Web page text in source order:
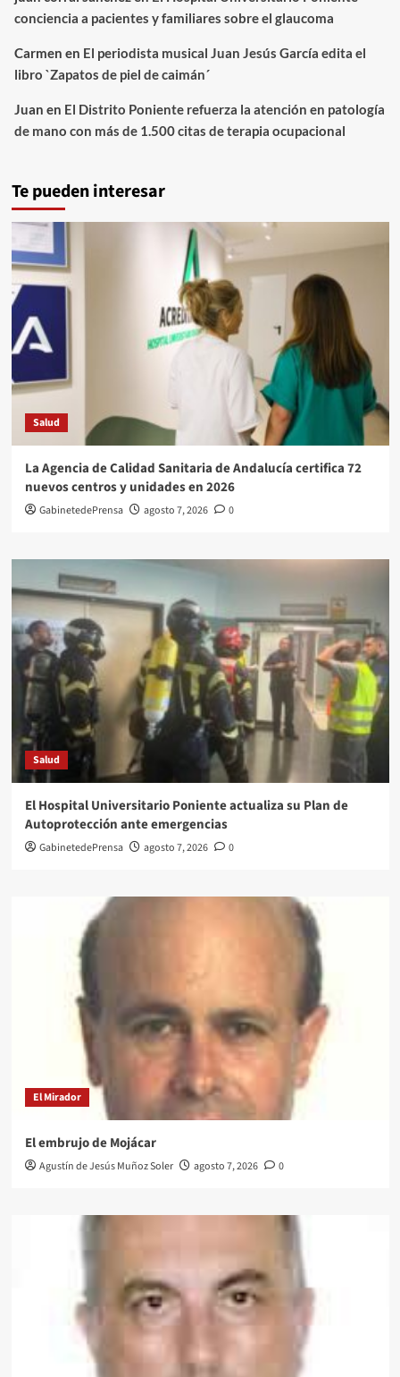
conciencia a pacientes y familiares sobre el glaucoma
Carmen en El periodista musical Juan Jesús García edita el
libro `Zapatos de piel de caimán´
Juan en El Distrito Poniente refuerza la atención en patología
de mano con más de 1.500 citas de terapia ocupacional
Te pueden interesar
Salud
La Agencia de Calidad Sanitaria de Andalucía certifica 72
nuevos centros y unidades en 2026
GabinetedePrensa agosto 7, 2026 0
Salud
El Hospital Universitario Poniente actualiza su Plan de
Autoprotección ante emergencias
GabinetedePrensa agosto 7, 2026 0
El Mirador
El embrujo de Mojácar
Agustín de Jesús Muñoz Soler agosto 7, 2026 0